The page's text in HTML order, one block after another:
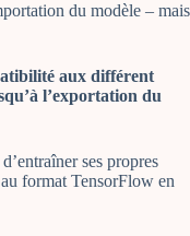
du modèle – mais
aux différent
l’exportation du
ses propres
format TensorFlow en